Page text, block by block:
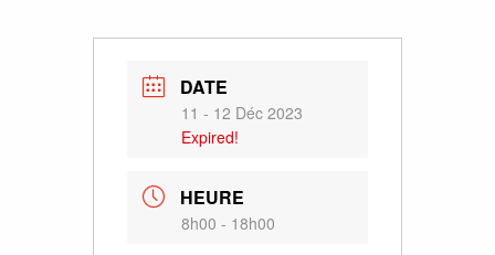
DATE
11 - 12 Déc 2023
Expired!
HEURE
8h00 - 18h00